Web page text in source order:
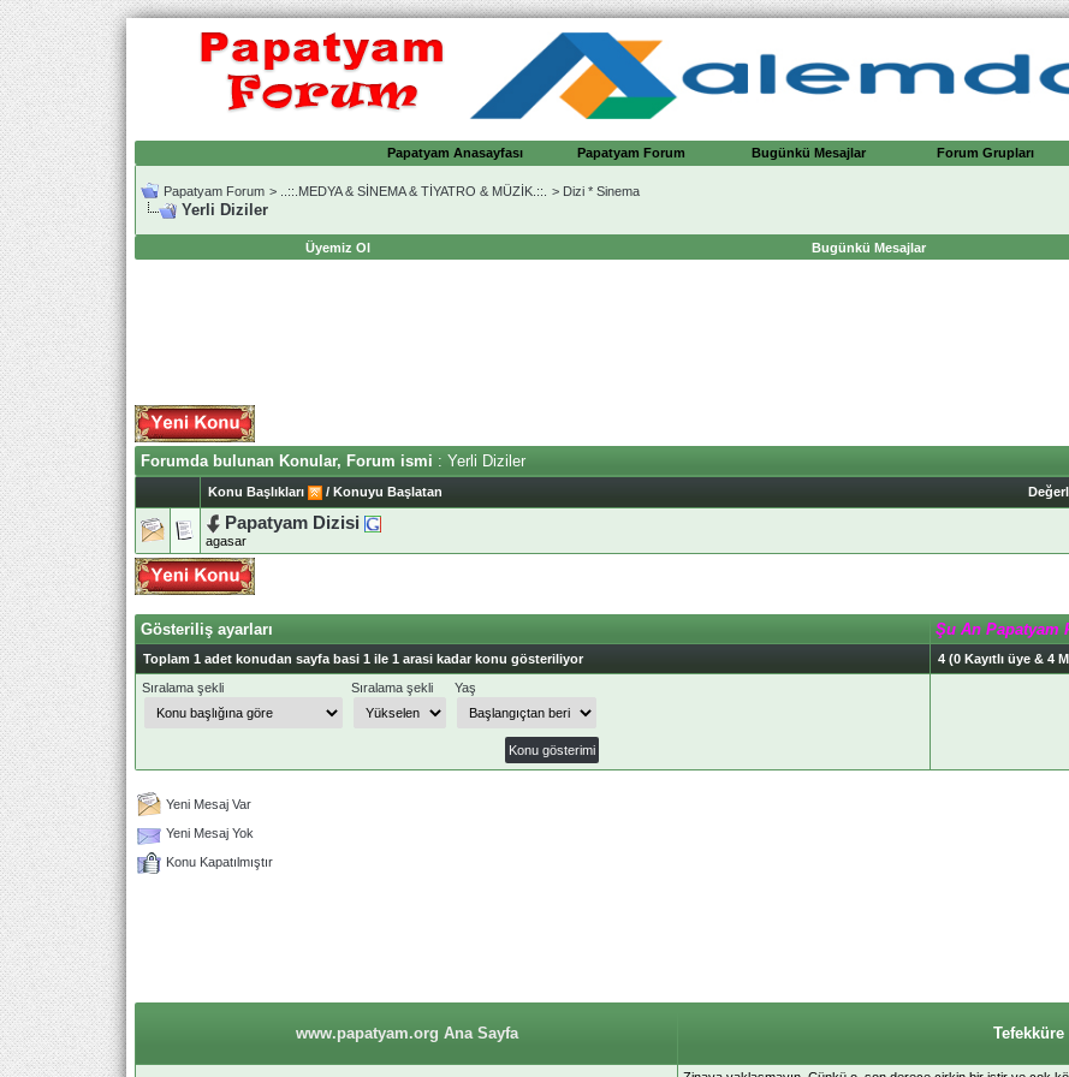
Papatyam Anasayfası Papatyam Forum Bugünkü Mesajlar Forum Grupları
Papatyam Forum > ..::.MEDYA & SİNEMA & TİYATRO & MÜZİK.::. > Dizi * Sinema
Yerli Diziler
Üyemiz Ol Bugünkü Mesajlar
Forumda bulunan Konular, Forum ismi : Yerli Diziler
Konu Başlıkları / Konuyu Başlatan
Papatyam Dizisi
agasar
Gösteriliş ayarları Şu An Papatyam
Toplam 1 adet konudan sayfa basi 1 ile 1 arasi kadar konu gösteriliyor
4 (0 Kayıtlı üye & 4
Sıralama şekli
Sıralama şekli Yaş
Yeni Mesaj Var
Yeni Mesaj Yok
Konu Kapatılmıştır
www.papatyam.org Ana Sayfa Tefekküre